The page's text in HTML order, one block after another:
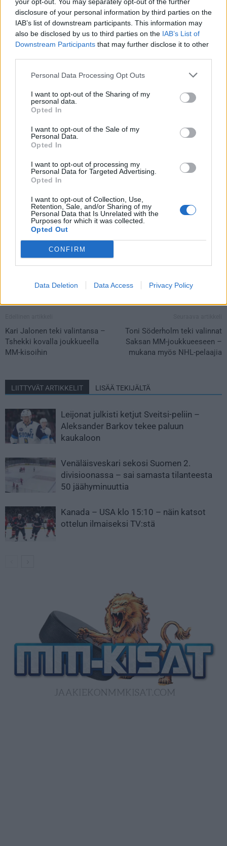
disclosure of your personal information by third parties on the
IAB’s list of downstream participants. This information may
also be disclosed by us to third parties on the IAB’s List of
Downstream Participants that may further disclose it to other
Personal Data Processing Opt Outs
I want to opt-out of the Sharing of my
personal data.
Opted In
I want to opt-out of the Sale of my
Personal Data.
Opted In
I want to opt-out of processing my
Personal Data for Targeted Advertising.
Opted In
I want to opt-out of Collection, Use,
Retention, Sale, and/or Sharing of my
Personal Data that Is Unrelated with the
Purposes for which it was collected.
Opted Out
CONFIRM
Data Deletion Data Access Privacy Policy
Josh Anderson, Montreal Canadiens
Pierre-Luc Dubois, Winnipeg Jets
Kent Johnson, Columbus Blue Jackets
Jos video ei näy laitteellasi voit katsoa sen suoraan
Youtubesta.
Kari Jalonen teki valintansa –
Tshekki kovalla joukkueella
MM-kisoihin
Toni Söderholm teki valinnat
Saksan MM-joukkueeseen –
mukana myös NHL-pelaajia
LIITTYVÄT ARTIKKELIT LISÄÄ TEKIJÄLTÄ
Leijonat julkisti ketjut Sveitsi-peliin –
Aleksander Barkov tekee paluun
kaukaloon
Venäläisveskari sekosi Suomen 2.
divisioonassa – sai samasta tilanteesta
50 jäähyminuuttia
Kanada – USA klo 15:10 – näin katsot
ottelun ilmaiseksi TV:stä